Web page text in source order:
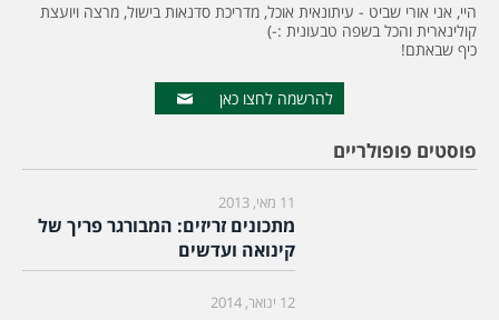
היי, אני אורי שביט - עיתונאית אוכל, מדריכת סדנאות בישול, מרצה ויועצת
קולינארית והכל בשפה טבעונית :-)
כיף שבאתם!
להרשמה לחצו כאן
פוסטים פופולריים
11 מאי, 2013
מתכונים זריזים: המבורגר פריך של
קינואה ועדשים
12 ינואר, 2014